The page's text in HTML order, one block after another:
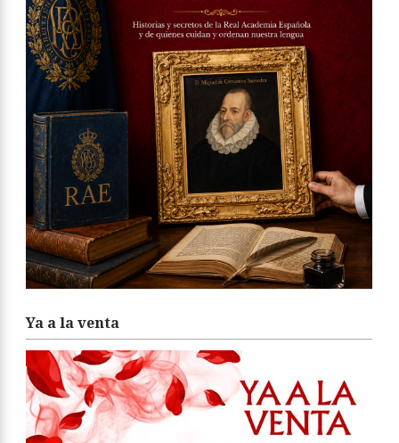
Ya a la venta